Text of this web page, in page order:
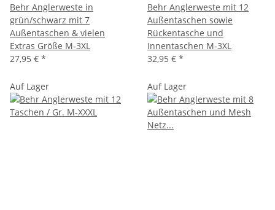
Behr Anglerweste in
grün/schwarz mit 7
Außentaschen & vielen
Extras Größe M-3XL
27,95 € *
Behr Anglerweste mit 12
Außentaschen sowie
Rückentasche und
Innentaschen M-3XL
32,95 € *
Auf Lager Auf Lager